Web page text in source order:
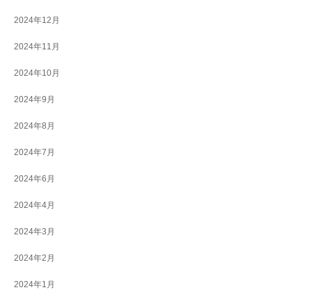
2024年12月
2024年11月
2024年10月
2024年9月
2024年8月
2024年7月
2024年6月
2024年4月
2024年3月
2024年2月
2024年1月